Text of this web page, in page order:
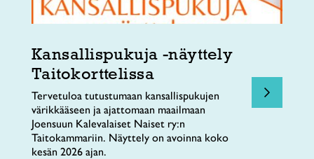
Kansallispukuja -näyttely
Taitokorttelissa
Tervetuloa tutustumaan kansallispukujen
värikkääseen ja ajattomaan maailmaan
Joensuun Kalevalaiset Naiset ry:n
Taitokammariin. Näyttely on avoinna koko
kesän 2026 ajan.